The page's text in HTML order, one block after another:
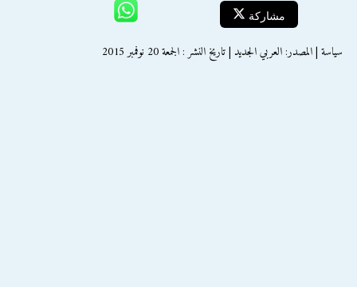
مشاركة
سياسة | المصدر: العربي الجديد | تاريخ النشر : الجمعة 20 نوفمبر 2015